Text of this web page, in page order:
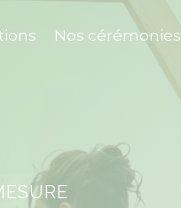
Nos cérémonies